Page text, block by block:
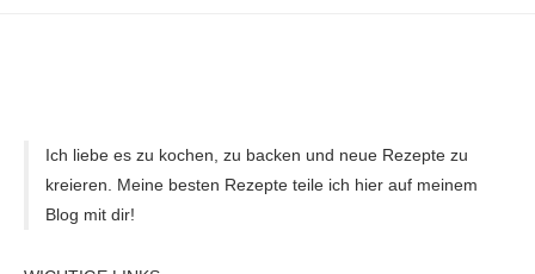
Ich liebe es zu kochen, zu backen und neue Rezepte zu
kreieren. Meine besten Rezepte teile ich hier auf meinem
Blog mit dir!